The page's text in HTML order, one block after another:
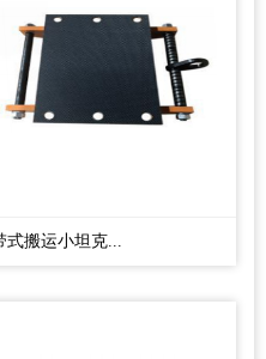
搬运小坦克...